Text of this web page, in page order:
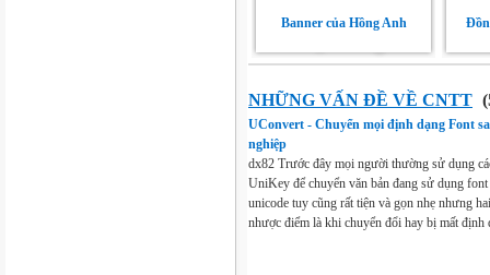
Banner của Hồng Anh
NHỮNG VẤN ĐỀ VỀ CNTT
UConvert - Chuyển mọi định dạng Font
nghiệp
dx82 Trước đây mọi người thường sử dụng
UniKey để chuyển văn bản đang sử dụng
unicode tuy cũng rất tiện và gọn nhẹ nhưng
nhược điểm là khi chuyển đổi hay bị mất định